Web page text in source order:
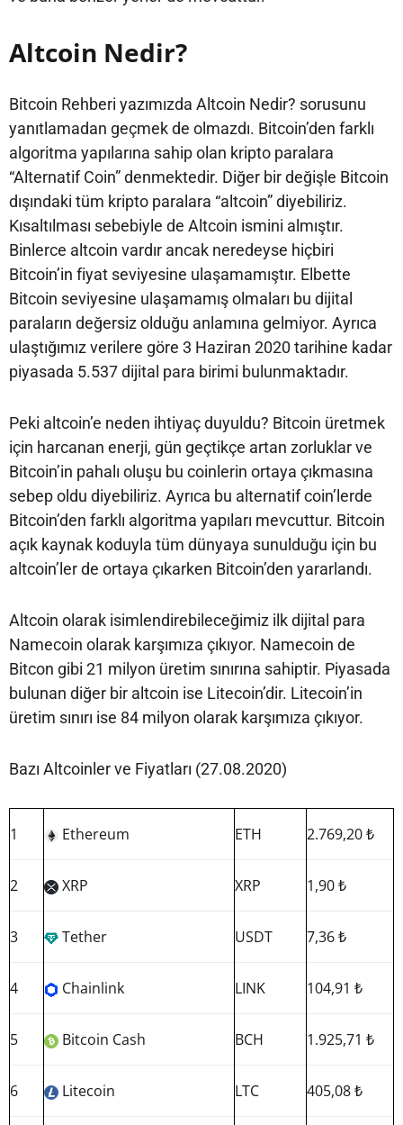
Altcoin Nedir?
Bitcoin Rehberi yazımızda Altcoin Nedir? sorusunu
yanıtlamadan geçmek de olmazdı. Bitcoin’den farklı
algoritma yapılarına sahip olan kripto paralara
“Alternatif Coin” denmektedir. Diğer bir değişle Bitcoin
dışındaki tüm kripto paralara “altcoin” diyebiliriz.
Kısaltılması sebebiyle de Altcoin ismini almıştır.
Binlerce altcoin vardır ancak neredeyse hiçbiri
Bitcoin’in fiyat seviyesine ulaşamamıştır. Elbette
Bitcoin seviyesine ulaşamamış olmaları bu dijital
paraların değersiz olduğu anlamına gelmiyor. Ayrıca
ulaştığımız verilere göre 3 Haziran 2020 tarihine kadar
piyasada 5.537 dijital para birimi bulunmaktadır.
Peki altcoin’e neden ihtiyaç duyuldu? Bitcoin üretmek
için harcanan enerji, gün geçtikçe artan zorluklar ve
Bitcoin’in pahalı oluşu bu coinlerin ortaya çıkmasına
sebep oldu diyebiliriz. Ayrıca bu alternatif coin’lerde
Bitcoin’den farklı algoritma yapıları mevcuttur. Bitcoin
açık kaynak koduyla tüm dünyaya sunulduğu için bu
altcoin’ler de ortaya çıkarken Bitcoin’den yararlandı.
Altcoin olarak isimlendirebileceğimiz ilk dijital para
Namecoin olarak karşımıza çıkıyor. Namecoin de
Bitcon gibi 21 milyon üretim sınırına sahiptir. Piyasada
bulunan diğer bir altcoin ise Litecoin’dir. Litecoin’in
üretim sınırı ise 84 milyon olarak karşımıza çıkıyor.
Bazı Altcoinler ve Fiyatları (27.08.2020)
1 Ethereum ETH 2.769,20 ₺
2 XRP XRP 1,90 ₺
3 Tether USDT 7,36 ₺
4 Chainlink LINK 104,91 ₺
5 Bitcoin Cash BCH 1.925,71 ₺
6 Litecoin LTC 405,08 ₺